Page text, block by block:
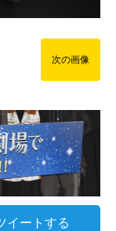
次の画像
イートする